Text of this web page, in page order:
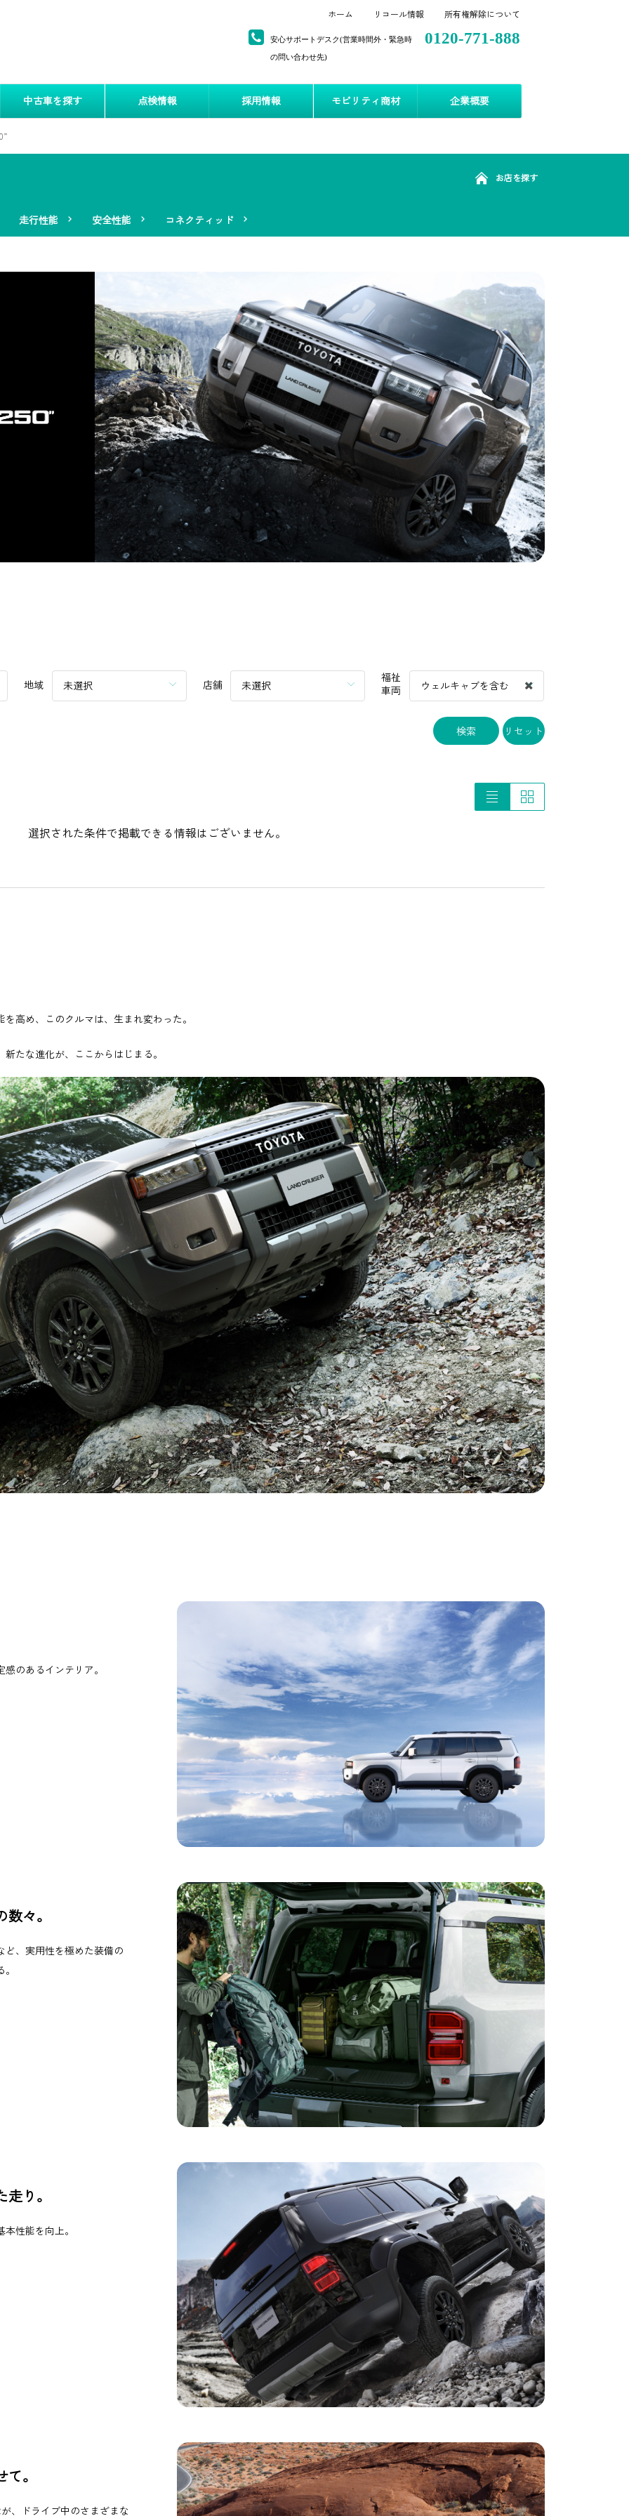
安心サポートデスク(営業時間外・緊急時
の問い合わせ先)
0120-771-888
中古車を探す 点検情報 採用情報 モビリティ商材 企業概要
ホーム リコール情報 所有権解除について
お店を探す
走行性能 安全性能 コネクティッド
地域 未選択 店舗 未選択
福祉
車両
ウェルキャブを含む
検索 リセット
選択された条件で掲載できる情報はございません。
高め、このクルマは、生まれ変わった。
たな進化が、ここからはじまる。
のあるインテリア。
々。
ど、実用性を極めた装備の
り。
性能を向上。
。
、ドライブ中のさまざまな